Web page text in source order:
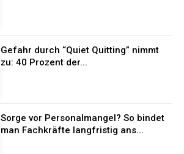
Gefahr durch “Quiet Quitting” nimmt
zu: 40 Prozent der...
Sorge vor Personalmangel? So bindet
man Fachkräfte langfristig ans...